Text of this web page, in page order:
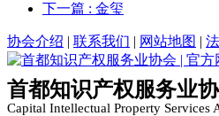
下一篇 : 金玺
协会介绍 | 联系我们 | 网站地图 |
首都知识产权服务业
Capital Intellectual Property Services